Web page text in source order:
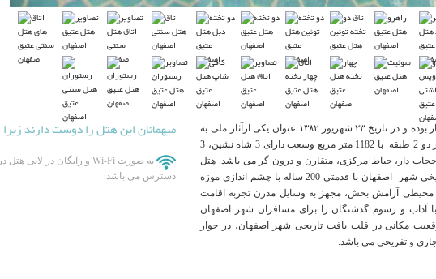
هتل سنتی عتیق مربوط به دوره قاجار بوده و در تاریخ ۲۳ شهریور ۱۳۸۲ عنوان یکی ازآثار ملی به
ثبت رسیده است. این خانه قدیمی در دو 2 طبقه با 1182 متر مربع وسعت دارای 3 شاه نشین، 3
حجاب دار، حیاط مرکزی، متقارن و درون گر می باشد. هتل
سنتی عتیق اصفهان در دل بافت تاریخی شهر اصفهان با قدمتی 200 ساله با چشم اندازی موزه
محیطی آرامش بخش، مجهز به وسایل مدرن تجربه اقامت
آداب و رسوم گذشتگان را برای مسافران شهر اصفهان
مکانی در قلب بافت تاریخی شهر اصفهان، در جوار
و تفریحی می باشد.
میهمانان این هتل را دوست دارند زیرا
به صورت Wi-Fi و رایگان در لابی هتل در
دسترس می باشد.